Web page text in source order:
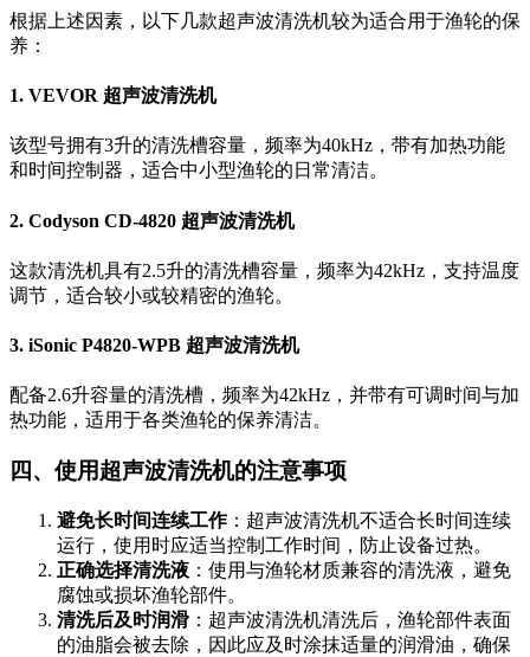
根据上述因素，以下几款超声波清洗机较为适合用于渔轮的保
养：
1. VEVOR 超声波清洗机
该型号拥有3升的清洗槽容量，频率为40kHz，带有加热功能
和时间控制器，适合中小型渔轮的日常清洁。
2. Codyson CD-4820 超声波清洗机
这款清洗机具有2.5升的清洗槽容量，频率为42kHz，支持温度
调节，适合较小或较精密的渔轮。
3. iSonic P4820-WPB 超声波清洗机
配备2.6升容量的清洗槽，频率为42kHz，并带有可调时间与加
热功能，适用于各类渔轮的保养清洁。
四、使用超声波清洗机的注意事项
避免长时间连续工作：超声波清洗机不适合长时间连续
运行，使用时应适当控制工作时间，防止设备过热。
正确选择清洗液 ：使用与渔轮材质兼容的清洗液，避免
腐蚀或损坏渔轮部件。
清洗后及时润滑 ：超声波清洗机清洗后，渔轮部件表面
的油脂会被去除，因此应及时涂抹适量的润滑油，确保